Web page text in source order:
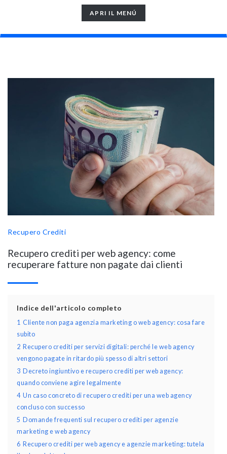
TOGGLE
NAVIGATION
APRI IL MENÚ
Recupero Crediti
Recupero crediti per web agency: come
recuperare fatture non pagate dai clienti
Indice dell'articolo completo
1 Cliente non paga agenzia marketing o web agency: cosa fare
subito
2 Recupero crediti per servizi digitali: perché le web agency
vengono pagate in ritardo più spesso di altri settori
3 Decreto ingiuntivo e recupero crediti per web agency:
quando conviene agire legalmente
4 Un caso concreto di recupero crediti per una web agency
concluso con successo
5 Domande frequenti sul recupero crediti per agenzie
marketing e web agency
6 Recupero crediti per web agency e agenzie marketing: tutela